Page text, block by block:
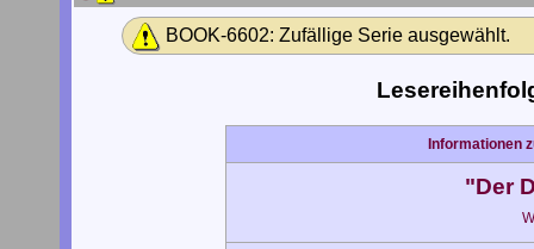
BOOK-6602: Zufällige Serie ausgewählt.
Informationen
"Der